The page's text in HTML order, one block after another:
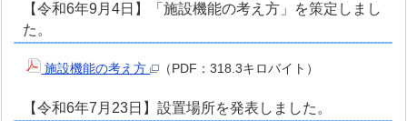
【令和6年9月4日】「施設機能の考え方」を策定しまし
た。
施設機能の考え方 （PDF：318.3キロバイト）
【令和6年7月23日】設置場所を発表しました。